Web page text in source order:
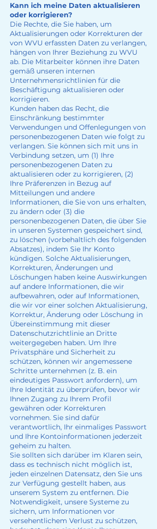
Kann ich meine Daten aktualisieren
oder korrigieren?
Die Rechte, die Sie haben, um
Aktualisierungen oder Korrekturen der
von WVU erfassten Daten zu verlangen,
hängen von Ihrer Beziehung zu WVU
ab. Die Mitarbeiter können ihre Daten
gemäß unseren internen
Unternehmensrichtlinien für die
Beschäftigung aktualisieren oder
korrigieren.
Kunden haben das Recht, die
Einschränkung bestimmter
Verwendungen und Offenlegungen von
personenbezogenen Daten wie folgt zu
verlangen. Sie können sich mit uns in
Verbindung setzen, um (1) Ihre
personenbezogenen Daten zu
aktualisieren oder zu korrigieren, (2)
Ihre Präferenzen in Bezug auf
Mitteilungen und andere
Informationen, die Sie von uns erhalten,
zu ändern oder (3) die
personenbezogenen Daten, die über Sie
in unseren Systemen gespeichert sind,
zu löschen (vorbehaltlich des folgenden
Absatzes), indem Sie Ihr Konto
kündigen. Solche Aktualisierungen,
Korrekturen, Änderungen und
Löschungen haben keine Auswirkungen
auf andere Informationen, die wir
aufbewahren, oder auf Informationen,
die wir vor einer solchen Aktualisierung,
Korrektur, Änderung oder Löschung in
Übereinstimmung mit dieser
Datenschutzrichtlinie an Dritte
weitergegeben haben. Um Ihre
Privatsphäre und Sicherheit zu
schützen, können wir angemessene
Schritte unternehmen (z. B. ein
eindeutiges Passwort anfordern), um
Ihre Identität zu überprüfen, bevor wir
Ihnen Zugang zu Ihrem Profil
gewähren oder Korrekturen
vornehmen. Sie sind dafür
verantwortlich, Ihr einmaliges Passwort
und Ihre Kontoinformationen jederzeit
geheim zu halten.
Sie sollten sich darüber im Klaren sein,
dass es technisch nicht möglich ist,
jeden einzelnen Datensatz, den Sie uns
zur Verfügung gestellt haben, aus
unserem System zu entfernen. Die
Notwendigkeit, unsere Systeme zu
sichern, um Informationen vor
versehentlichem Verlust zu schützen,